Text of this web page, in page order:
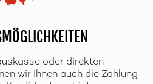
oder direkten
wir Ihnen auch die Zahlung